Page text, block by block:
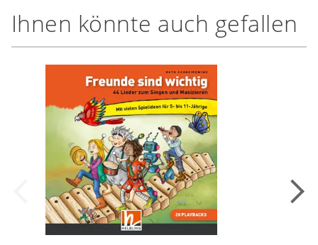
Ihnen könnte auch gefallen